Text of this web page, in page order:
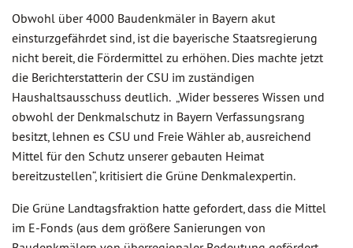
Obwohl über 4000 Baudenkmäler in Bayern akut
einsturzgefährdet sind, ist die bayerische Staatsregierung
nicht bereit, die Fördermittel zu erhöhen. Dies machte jetzt
die Berichterstatterin der CSU im zuständigen
Haushaltsausschuss deutlich. „Wider besseres Wissen und
obwohl der Denkmalschutz in Bayern Verfassungsrang
besitzt, lehnen es CSU und Freie Wähler ab, ausreichend
Mittel für den Schutz unserer gebauten Heimat
bereitzustellen“, kritisiert die Grüne Denkmalexpertin.
Die Grüne Landtagsfraktion hatte gefordert, dass die Mittel
im E-Fonds (aus dem größere Sanierungen von